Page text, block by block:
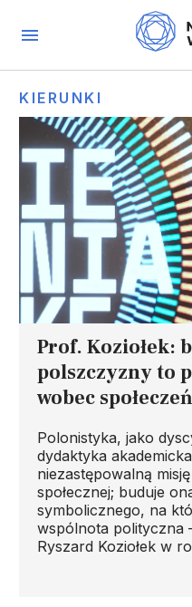
KIERUNKI
Prof. Koziołek:
polszczyzny to
wobec
Polonistyka, jako
dydaktyka
niezastępowalną
społecznej; buduje
symbolicznego, na
wspólnota polityczna
Ryszard Koziołek w